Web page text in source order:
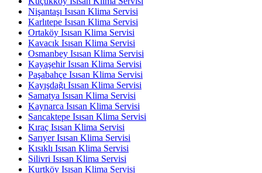
Nişantaşı Isısan Klima Servisi
Karlıtepe Isısan Klima Servisi
Ortaköy Isısan Klima Servisi
Kavacık Isısan Klima Servisi
Osmanbey Isısan Klima Servisi
Kayaşehir Isısan Klima Servisi
Paşabahçe Isısan Klima Servisi
Kayışdağı Isısan Klima Servisi
Samatya Isısan Klima Servisi
Kaynarca Isısan Klima Servisi
Sancaktepe Isısan Klima Servisi
Kıraç Isısan Klima Servisi
Sarıyer Isısan Klima Servisi
Kısıklı Isısan Klima Servisi
Silivri Isısan Klima Servisi
Kurtköy Isısan Klima Servisi